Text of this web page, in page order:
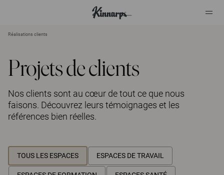
Réalisations clients
Projets de clients
Nos clients sont au cœur de tout ce que nous
faisons. Découvrez leurs témoignages et les
références bien réelles.
TOUS LES ESPACES ESPACES DE TRAVAIL